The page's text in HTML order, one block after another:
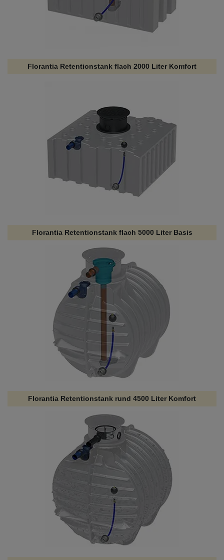
Florantia Retentionstank flach 2000 Liter Komfort
Florantia Retentionstank flach 5000 Liter Basis
Florantia Retentionstank rund 4500 Liter Komfort